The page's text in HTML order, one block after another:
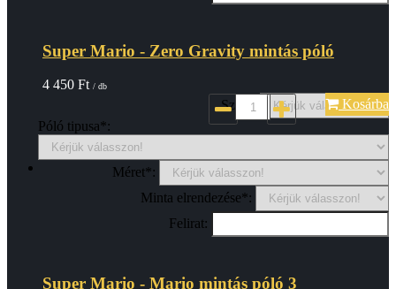
Super Mario - Zero Gravity mintás póló
4 450 Ft / db
Szin*:
Póló tipusa*:
Méret*:
Minta elrendezése*:
Felirat:
Kosárba
Super Mario - Mario mintás póló 3